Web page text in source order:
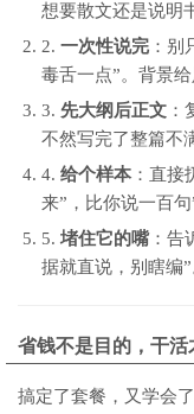
想要散文还是说明
2. 一次性说完 ：别
毒舌一点”。背景
3. 先大纲后正文 ：
不然写完了整篇不
4. 给个样本 ：直
来”，比你说一百句
5. 堵住它的嘴：告
据就直说，别瞎编
省钱不是目的，干活
搞定了套餐，又学会